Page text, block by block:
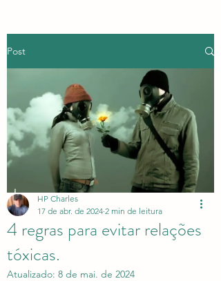
Post
4 regras para evitar relações
tóxicas.
HP Charles
17 de abr. de 2024 2 min de leitura
Atualizado: 8 de mai. de 2024